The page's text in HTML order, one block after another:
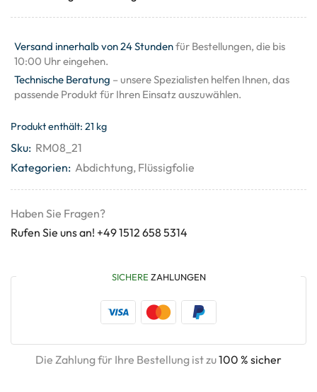
Versand innerhalb von 24 Stundenfür Bestellungen, die bis
10:00 Uhr eingehen.
Technische Beratung – unsere Spezialisten helfen Ihnen, das
passende Produkt für Ihren Einsatz auszuwählen.
Produkt enthält: 21 kg
Sku: RM08_21
Kategorien: Abdichtung, Flüssigfolie
Haben Sie Fragen?
Rufen Sie uns an! +49 1512 658 5314
SICHERE ZAHLUNGEN
Die Zahlung für Ihre Bestellung ist zu100 % sicher